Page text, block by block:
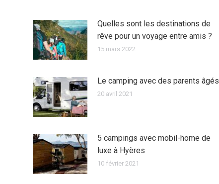
Quelles sont les destinations de
rêve pour un voyage entre amis ?
15 mars 2022
Le camping avec des parents âgés
20 avril 2021
5 campings avec mobil-home de
luxe à Hyères
10 février 2021